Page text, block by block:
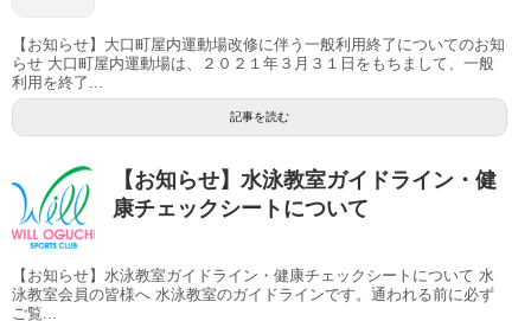
【お知らせ】大口町屋内運動場改修に伴う一般利用終了についてのお知
らせ 大口町屋内運動場は、２０２１年３月３１日をもちまして、一般
利用を終了...
記事を読む
【お知らせ】水泳教室ガイドライン・健
康チェックシートについて
【お知らせ】水泳教室ガイドライン・健康チェックシートについて 水
泳教室会員の皆様へ 水泳教室のガイドラインです。通われる前に必ず
ご覧...